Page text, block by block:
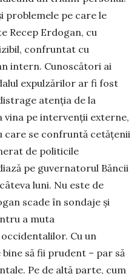
problemele pe care le
Recep Erdogan, cu
confruntat cu
intern. Cunoscători ai
expulzărilor ar fi fost
atenția de la
vina pe intervenții externe,
care se confruntă cetățenii
de politicile
pe guvernatorul Băncii
luni. Nu este de
scade în sondaje și
a muta
Cu un
să fii prudent – par să
Pe de altă parte, cum